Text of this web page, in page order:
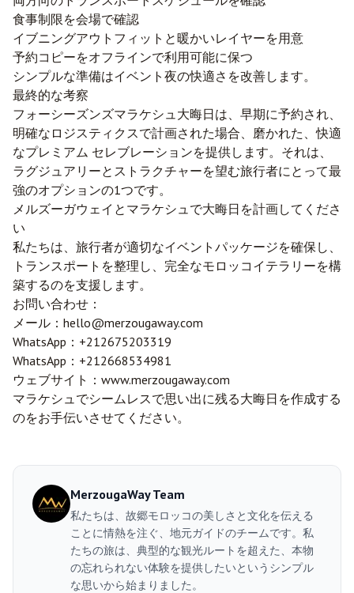
食事制限を会場で確認
イブニングアウトフィットと暖かいレイヤーを用意
予約コピーをオフラインで利用可能に保つ
シンプルな準備はイベント夜の快適さを改善します。
最終的な考察
フォーシーズンズマラケシュ大晦日は、早期に予約され、
明確なロジスティクスで計画された場合、磨かれた、快適
なプレミアム セレブレーションを提供します。それは、
ラグジュアリーとストラクチャーを望む旅行者にとって最
強のオプションの1つです。
メルズーガウェイとマラケシュで大晦日を計画してくださ
い
私たちは、旅行者が適切なイベントパッケージを確保し、
トランスポートを整理し、完全なモロッコイテラリーを構
築するのを支援します。
お問い合わせ：
メール： hello@merzougaway.com
WhatsApp： +212675203319
WhatsApp： +212668534981
ウェブサイト： www.merzougaway.com
マラケシュでシームレスで思い出に残る大晦日を作成する
のをお手伝いさせてください。
MerzougaWay Team
私たちは、故郷モロッコの美しさと文化を伝える
ことに情熱を注ぐ、地元ガイドのチームです。私
たちの旅は、典型的な観光ルートを超えた、本物
の忘れられない体験を提供したいというシンプル
な思いから始まりました。